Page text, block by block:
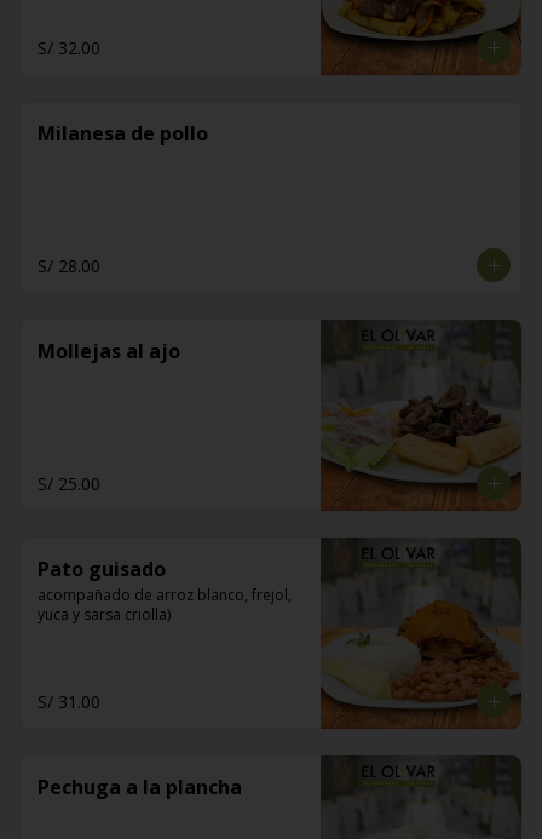
S/ 32.00
Milanesa de pollo
S/ 28.00
Mollejas al ajo
S/ 25.00
Pato guisado
acompañado de arroz blanco, frejol,
yuca y sarsa criolla)
S/ 31.00
Pechuga a la plancha